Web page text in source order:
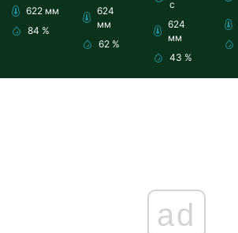
622 мм
84 %
624
мм
62 %
с
624
мм
43 %
ad